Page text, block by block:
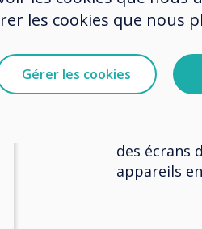
logicielle
vos
Les
des écrans
appareils
les cookies que nous
Gérer les cookies